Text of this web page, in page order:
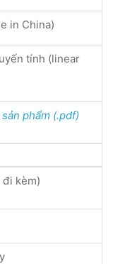
in China)
tính (linear
phẩm (.pdf)
đi kèm)